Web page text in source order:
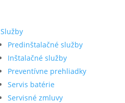
Služby
Predinštalačné služby
Inštalačné služby
Preventívne prehliadky
Servis batérie
Servisné zmluvy